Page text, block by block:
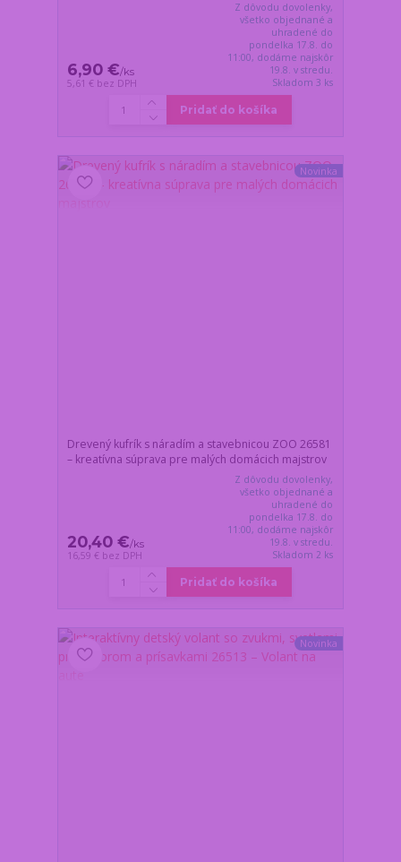
6,90 €/ks
5,61 € bez DPH
Z dôvodu dovolenky,
všetko objednané a
uhradené do
pondelka 17.8. do
11:00, dodáme najskôr
19.8. v stredu.
Skladom 3 ks
Pridať do košíka
Novinka
Drevený kufrík s náradím a stavebnicou ZOO 26581
– kreatívna súprava pre malých domácich majstrov
20,40 €/ks
16,59 € bez DPH
Z dôvodu dovolenky,
všetko objednané a
uhradené do
pondelka 17.8. do
11:00, dodáme najskôr
19.8. v stredu.
Skladom 2 ks
Pridať do košíka
Novinka